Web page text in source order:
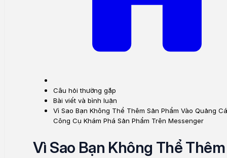
Câu hỏi thường gặp
Bài viết và bình luận
Vì Sao Bạn Không Thể Thêm Sản Phẩm Vào Quảng
Công Cụ Khám Phá Sản Phẩm Trên Messenger
Vì Sao Bạn Không Thể Thêm